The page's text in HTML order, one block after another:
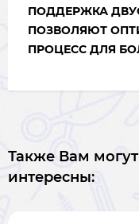
ПОДДЕРЖКА
ПОЗВОЛЯЮТ
ПРОЦЕСС ДЛЯ
Также Вам
интересны: